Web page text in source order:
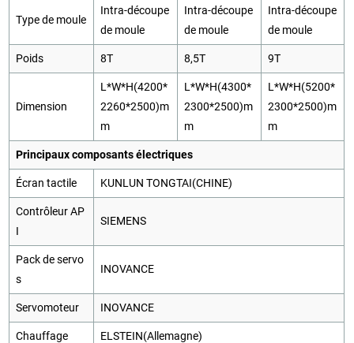
Type de moule
Intra-découpe
de moule
Intra-découpe
de moule
Intra-découpe
de moule
Poids 8T 8,5T 9T
Dimension
L*W*H(4200*
2260*2500)m
m
L*W*H(4300*
2300*2500)m
m
L*W*H(5200*
2300*2500)m
m
Principaux composants électriques
Écran tactile KUNLUN TONGTAI(CHINE)
Contrôleur AP
I
SIEMENS
Pack de servo
s
INOVANCE
Servomoteur INOVANCE
Chauffage ELSTEIN(Allemagne)